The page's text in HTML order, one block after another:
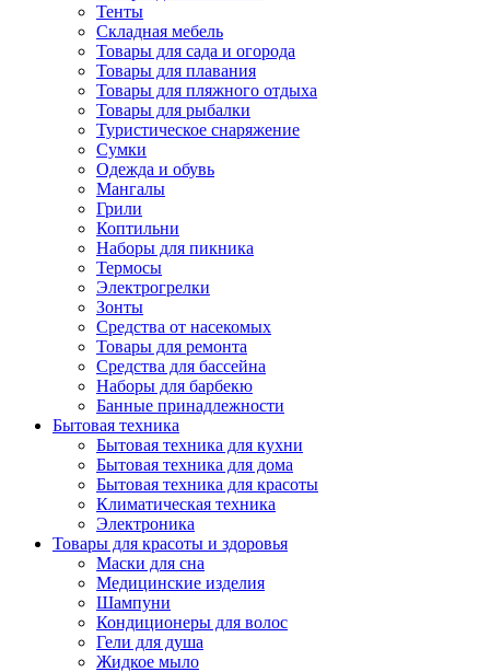
Тенты
Складная мебель
Товары для сада и огорода
Товары для плавания
Товары для пляжного отдыха
Товары для рыбалки
Туристическое снаряжение
Сумки
Одежда и обувь
Мангалы
Грили
Коптильни
Наборы для пикника
Термосы
Электрогрелки
Зонты
Средства от насекомых
Товары для ремонта
Средства для бассейна
Наборы для барбекю
Банные принадлежности
Бытовая техника
Бытовая техника для кухни
Бытовая техника для дома
Бытовая техника для красоты
Климатическая техника
Электроника
Товары для красоты и здоровья
Маски для сна
Медицинские изделия
Шампуни
Кондиционеры для волос
Гели для душа
Жидкое мыло